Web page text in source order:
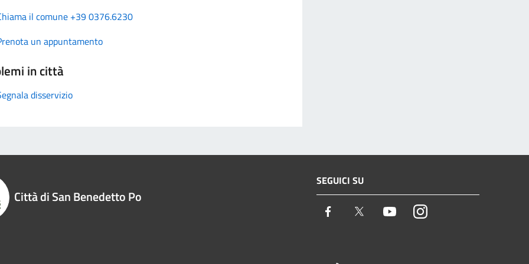
il comune +39 0376.6230
un appuntamento
in città
disservizio
Città di San Benedetto Po
SEGUICI SU
Facebook Twitter YoutubeInstagram